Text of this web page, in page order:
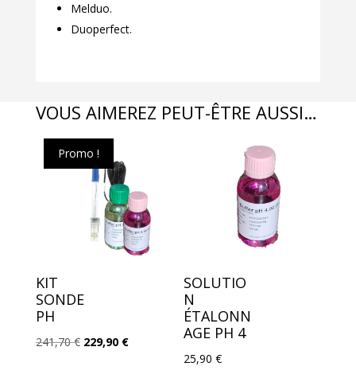
Melduo.
Duoperfect.
VOUS AIMEREZ PEUT-ÊTRE AUSSI…
Promo !
KIT
SONDE
PH
241,70€ Le
229,90 €Le
SOLUTIO
N
ÉTALONN
AGE PH 4
25,90€